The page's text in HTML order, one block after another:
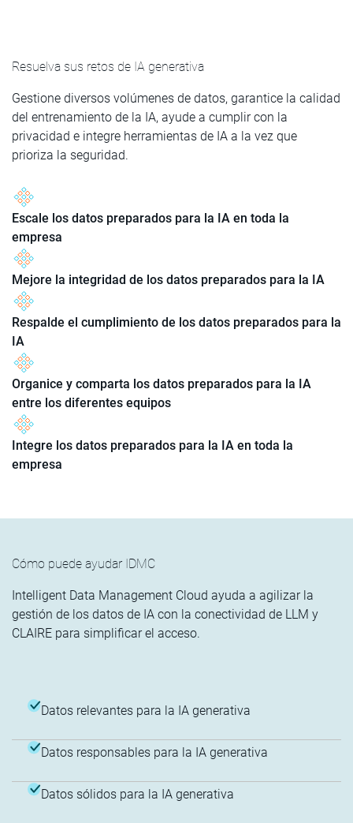
Resuelva sus retos de IA generativa
Gestione diversos volúmenes de datos, garantice la calidad
del entrenamiento de la IA, ayude a cumplir con la
privacidad e integre herramientas de IA a la vez que
prioriza la seguridad.
Escale los datos preparados para la IA en toda la
empresa
Mejore la integridad de los datos preparados para la IA
Respalde el cumplimiento de los datos preparados para la
IA
Organice y comparta los datos preparados para la IA
entre los diferentes equipos
Integre los datos preparados para la IA en toda la
empresa
Cómo puede ayudar IDMC
Intelligent Data Management Cloud ayuda a agilizar la
gestión de los datos de IA con la conectividad de LLM y
CLAIRE para simplificar el acceso.
Datos relevantes para la IA generativa
Datos responsables para la IA generativa
Datos sólidos para la IA generativa